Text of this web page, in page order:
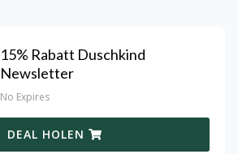
15% Rabatt Duschkind
Newsletter
No Expires
DEAL HOLEN